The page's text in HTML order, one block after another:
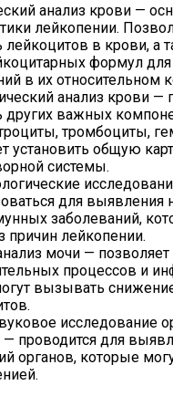
анализ крови —
лейкопении.
лейкоцитов в крови, а
формул
в их относительном
анализ крови —
других важных
тромбоциты,
установить общую
системы.
для выявления
заболеваний,
причин лейкопении.
мочи —
процессов и
вызывать
исследование
— проводится для
органов, которые